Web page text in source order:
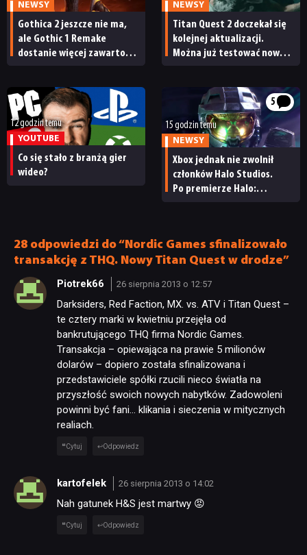
NEWSY
Gothica 2 jeszcze nie ma,
ale Gothic 1 Remake
dostanie więcej zawartości.
NEWSY
Titan Quest 2 doczekał się
kolejnej aktualizacji.
Można już testować nową
12 godzin temu
YOUTUBE
Co się stało z branżą gier
wideo?
5
15 godzin temu
NEWSY
Xbox jednak nie zwolnił
członków Halo Studios.
Po premierze Halo:
28 odpowiedzi do “Nordic Games sfinalizowało
transakcję z THQ. Nowy Titan Quest w drodze”
Piotrek66 26 sierpnia 2013 o 12:57
Darksiders, Red Faction, MX. vs. ATV i Titan Quest –
te cztery marki w kwietniu przejęła od
bankrutującego THQ firma Nordic Games.
Transakcja – opiewająca na prawie 5 milionów
dolarów – dopiero została sfinalizowana i
przedstawiciele spółki rzucili nieco światła na
przyszłość swoich nowych nabytków. Zadowoleni
powinni być fani… klikania i sieczenia w mitycznych
realiach.
Cytuj Odpowiedz
kartofelek 26 sierpnia 2013 o 14:02
Nah gatunek H&S jest martwy 😡
Cytuj Odpowiedz